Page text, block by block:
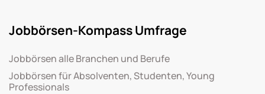
Jobbörsen-Kompass Umfrage
Jobbörsen alle Branchen und Berufe
Jobbörsen für Absolventen, Studenten, Young
Professionals